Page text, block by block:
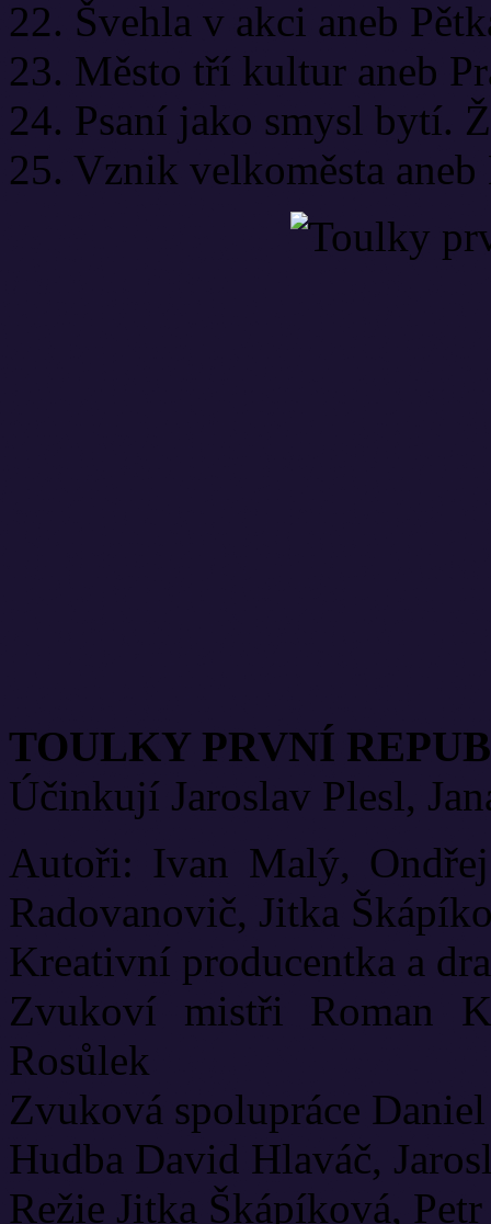
22. Švehla v akci aneb
23. Město tří kultur aneb
24. Psaní jako smysl bytí.
25. Vznik velkoměsta
TOULKY PRVNÍ
Účinkují Jaroslav Plesl,
Autoři: Ivan Malý, Ondřej
Radovanovič, Jitka
Kreativní producentka a
Zvukoví mistři Roman
Rosůlek
Zvuková spolupráce
Hudba David Hlaváč,
Režie Jitka Škápíková,